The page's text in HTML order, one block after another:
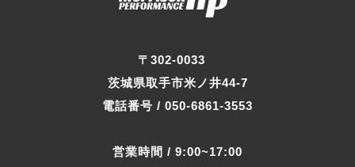
〒302-0033
茨城県取手市米ノ井44-7
電話番号 / 050-6861-3553
営業時間 / 9:00~17:00